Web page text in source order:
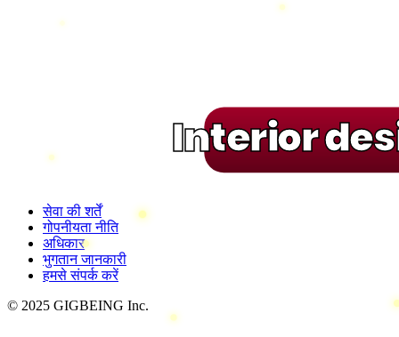
Interior
सेवा की शर्तें
गोपनीयता नीति
अधिकार
भुगतान जानकारी
हमसे संपर्क करें
© 2025 GIGBEING Inc.